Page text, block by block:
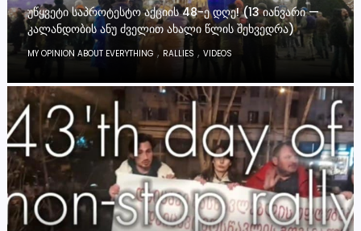
ᲣᲬᲧᲕᲔᲢᲘ ᲡᲐᲞᲠᲝᲢᲔᲡᲢᲝ ᲐᲥᲪᲘᲘᲡ 48-Ე ᲓᲦᲔ! (13 ᲘᲐᲜᲕᲐᲠᲘ —
ᲙᲐᲚᲐᲜᲓᲝᲑᲘᲡ ᲐᲜᲣ ᲫᲕᲔᲚᲘᲗ ᲐᲮᲐᲚᲘ ᲬᲚᲘᲡ ᲨᲔᲮᲕᲔᲓᲠᲐ)
MY OPINION ABOUT EVERYTHING , RALLIES ,VIDEOS